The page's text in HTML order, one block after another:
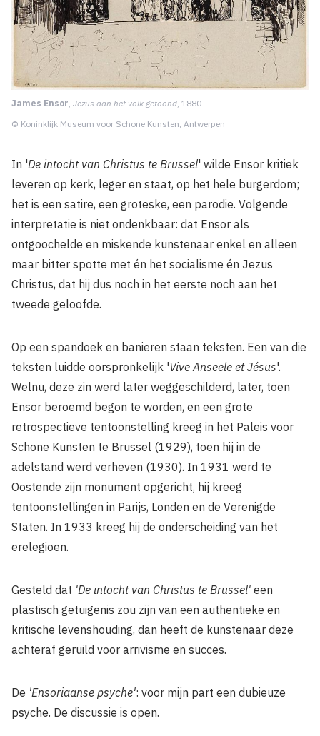
James Ensor Jezus aan het volk getoond , 1880
© Koninklijk Museum voor Schone Kunsten, Antwerpen
In 'De intocht van Christus te Brussel' wilde Ensor kritiek
leveren op kerk, leger en staat, op het hele burgerdom;
het is een satire, een groteske, een parodie. Volgende
interpretatie is niet ondenkbaar: dat Ensor als
ontgoochelde en miskende kunstenaar enkel en alleen
maar bitter spotte met én het socialisme én Jezus
Christus, dat hij dus noch in het eerste noch aan het
tweede geloofde.
Op een spandoek en banieren staan teksten. Een van die
teksten luidde oorspronkelijk 'Vive Anseele et Jésus'.
Welnu, deze zin werd later weggeschilderd, later, toen
Ensor beroemd begon te worden, en een grote
retrospectieve tentoonstelling kreeg in het Paleis voor
Schone Kunsten te Brussel (1929), toen hij in de
adelstand werd verheven (1930). In 1931 werd te
Oostende zijn monument opgericht, hij kreeg
tentoonstellingen in Parijs, Londen en de Verenigde
Staten. In 1933 kreeg hij de onderscheiding van het
erelegioen.
Gesteld dat 'De intocht van Christus te Brussel' een
plastisch getuigenis zou zijn van een authentieke en
kritische levenshouding, dan heeft de kunstenaar deze
achteraf geruild voor arrivisme en succes.
De 'Ensoriaanse psyche': voor mijn part een dubieuze
psyche. De discussie is open.